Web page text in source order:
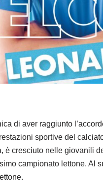
di aver raggiunto
sportive del
è cresciuto nelle giovanili
campionato lettone. Al